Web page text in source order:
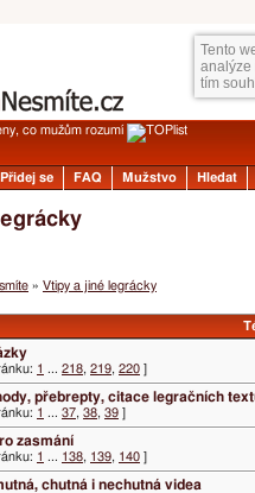
Tento
analýze
tím
co mužům rozumí
Přidej se FAQ Mužstvo Hledat
» Vtipy a jiné legrácky
1 ... 218, 219, 220 ]
přebrepty, citace legračních
1 ... 37, 38, 39 ]
zasmání
1 ... 138, 139, 140 ]
chutná i nechutná videa